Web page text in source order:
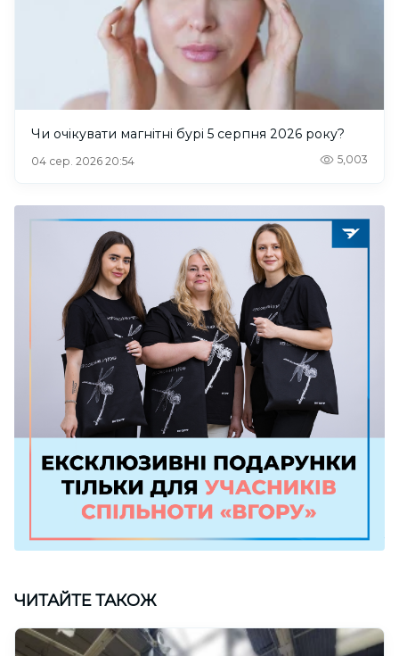
Чи очікувати магнітні бурі 5 серпня 2026 року?
04 сер. 2026 20:54 5,003
ЧИТАЙТЕ ТАКОЖ